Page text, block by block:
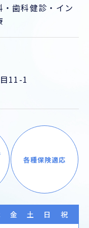
・歯科健診 ・ イン
11-1
各種保険適応
金 土 日 祝